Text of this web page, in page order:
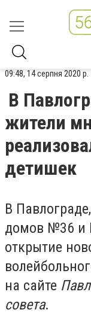
09:48, 14 серпня 2020 р.
В
жители
детишек
В
домов №36 и
открытие
на сайте
совета.